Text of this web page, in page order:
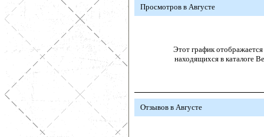
Просмотров в Августе
Этот график отображается
находящихся в каталоге
Отзывов в Августе